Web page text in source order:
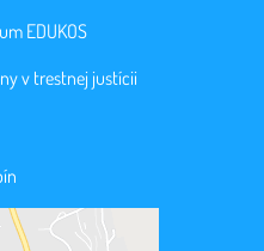
EDUKOS
v trestnej justícii